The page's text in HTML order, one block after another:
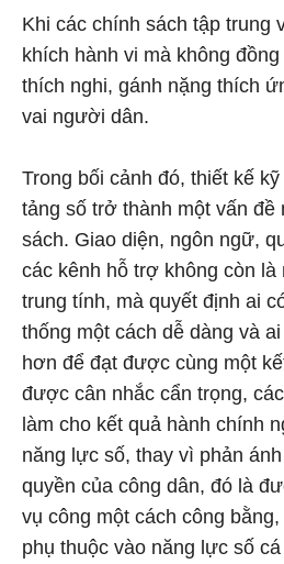
Khi các chính sách tập trung
khích hành vi mà không
thích nghi, gánh nặng thích
vai người dân.
Trong bối cảnh đó, thiết kế
tảng số trở thành một vấn đề
sách. Giao diện, ngôn ngữ,
các kênh hỗ trợ không còn
trung tính, mà quyết định ai
thống một cách dễ dàng và
hơn để đạt được cùng một
được cân nhắc cẩn trọng,
làm cho kết quả hành chính
năng lực số, thay vì phản
quyền của công dân, đó là
vụ công một cách công
phụ thuộc vào năng lực số